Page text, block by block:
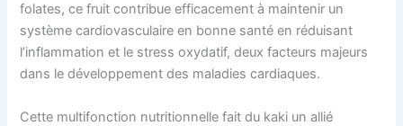
folates, ce fruit contribue efficacement à maintenir un
système cardiovasculaire en bonne santé en réduisant
l’inflammation et le stress oxydatif, deux facteurs majeurs
dans le développement des maladies cardiaques.
Cette multifonction nutritionnelle fait du kaki un allié